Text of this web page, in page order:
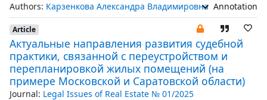
Authors: Карзенкова Александра Владимировна Annotation
Article
Актуальные направления развития судебной
практики, связанной с переустройством и
перепланировкой жилых помещений (на
примере Московской и Саратовской области)
Journal: Legal Issues of Real Estate № 01/2025